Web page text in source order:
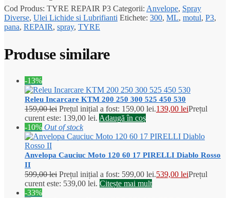
Cod Produs: TYRE REPAIR P3 Categorii: Anvelope, Spray
Diverse, Ulei Lichide si Lubrifianti Etichete: 300, ML, motul, P3,
pana, REPAIR, spray, TYRE
Produse similare
-13%
Releu Incarcare KTM 200 250 300 525 450 530
159,00lei Prețul inițial a fost: 159,00 lei.139,00 leiPrețul
curent este: 139,00 lei. Adaugă în coș
-10% Out of stock
Anvelopa Cauciuc Moto 120 60 17 PIRELLI Diablo Rosso
II
599,00lei Prețul inițial a fost: 599,00 lei.539,00 leiPrețul
curent este: 539,00 lei. Citește mai mult
-33%